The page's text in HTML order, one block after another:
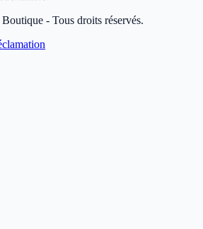
- Tous droits réservés.